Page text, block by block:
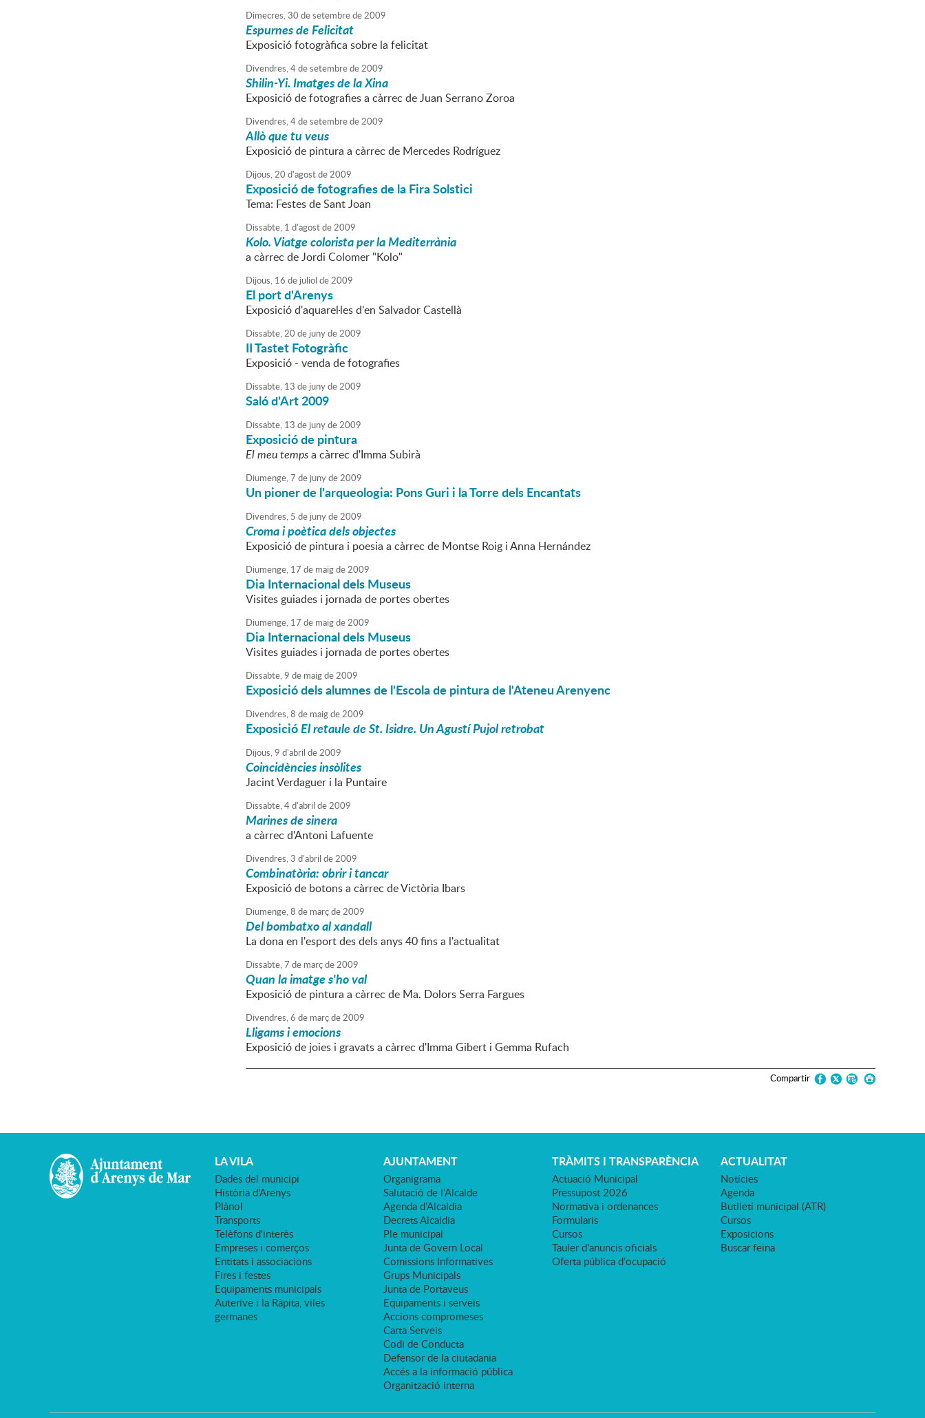
Dimecres,30 desetembrede2009
Espurnes de Felicitat
Exposició fotogràfica sobre la felicitat
Divendres,4desetembrede2009
Shilin-Yi. Imatges de la Xina
Exposició de fotografies a càrrec de Juan Serrano Zoroa
Divendres,4desetembrede2009
Allò que tu veus
Exposició de pintura a càrrec de Mercedes Rodríguez
Dijous,20 d'agostde2009
Exposició de fotografies de la Fira Solstici
Tema: Festes de Sant Joan
Dissabte, 1 d'agostde2009
Kolo. Viatge colorista per la Mediterrània
a càrrec de Jordi Colomer "Kolo"
Dijous, 16 de juliol de2009
El port d'Arenys
Exposició d'aquarel·les d'en Salvador Castellà
Dissabte,20 de junyde2009
II Tastet Fotogràfic
Exposició - venda de fotografies
Dissabte, 13 de junyde2009
Saló d'Art 2009
Dissabte, 13 de junyde2009
Exposició de pintura
El meu tempsa càrrec d'Imma Subirà
Diumenge,7 de junyde2009
Un pioner de l'arqueologia: Pons Guri i la Torre dels Encantats
Divendres, 5 de junyde2009
Croma i poètica dels objectes
Exposició de pintura i poesia a càrrec de Montse Roig i Anna Hernández
Diumenge, 17 de maigde2009
Dia Internacional dels Museus
Visites guiades i jornada de portes obertes
Diumenge, 17 de maigde2009
Dia Internacional dels Museus
Visites guiades i jornada de portes obertes
Dissabte,9 de maigde2009
Exposició dels alumnes de l'Escola de pintura de l'Ateneu Arenyenc
Divendres,8 de maigde2009
ExposicióEl retaule de St. Isidre. Un Agustí Pujol retrobat
Dijous,9 d'abril de2009
Coincidències insòlites
Jacint Verdaguer i la Puntaire
Dissabte,4d'abril de2009
Marines de sinera
a càrrec d'Antoni Lafuente
Divendres,3 d'abril de2009
Combinatòria: obrir i tancar
Exposició de botons a càrrec de Victòria Ibars
Diumenge,8 de marçde2009
Del bombatxo al xandall
La dona en l'esport des dels anys 40 fins a l'actualitat
Dissabte,7 de marçde2009
Quan la imatge s'ho val
Exposició de pintura a càrrec de Ma. Dolors Serra Fargues
Divendres,6 de marçde2009
Lligams i emocions
Exposició de joies i gravats a càrrec d'Imma Gibert i Gemma Rufach
Compartir
LA VILA
Dades del municipi
Història d'Arenys
Plànol
Transports
Telèfons d'interès
Empreses i comerços
Entitats i associacions
Fires i festes
Equipaments municipals
Auterive i la Ràpita, viles
germanes
AJUNTAMENT
Organigrama
Salutació de l'Alcalde
Agenda d'Alcaldia
Decrets Alcaldia
Ple municipal
Junta de Govern Local
Comissions Informatives
Grups Municipals
Junta de Portaveus
Equipaments i serveis
Accions compromeses
Carta Serveis
Codi de Conducta
Defensor de la ciutadania
Accés a la informació pública
Organització interna
TRÀMITS I TRANSPARÈNCIA
Actuació Municipal
Pressupost 2026
Normativa i ordenances
Formularis
Cursos
Tauler d'anuncis oficials
Oferta pública d'ocupació
ACTUALITAT
Notícies
Agenda
Butlletí municipal (ATR)
Cursos
Exposicions
Buscar feina